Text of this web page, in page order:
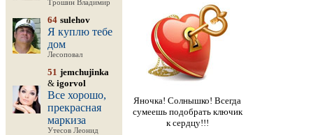
Трошин Владимир
64 sulehov
Я куплю тебе
дом
Лесоповал
51 jemchujinka
& igorvol
Все хорошо,
прекрасная
маркиза
Утесов Леонид
Яночка! Солнышко! Всегда
сумеешь подобрать ключик
к сердцу!!!